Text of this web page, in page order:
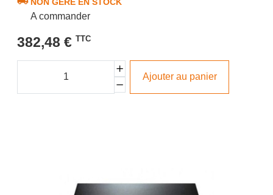
A commander
382,48 € TTC
Ajouter au panier